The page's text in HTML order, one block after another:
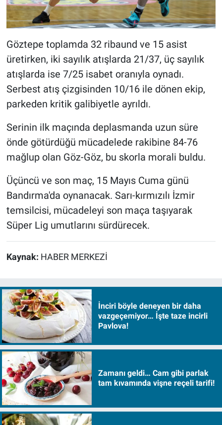
Göztepe toplamda 32 ribaund ve 15 asist
üretirken, iki sayılık atışlarda 21/37, üç sayılık
atışlarda ise 7/25 isabet oranıyla oynadı.
Serbest atış çizgisinden 10/16 ile dönen ekip,
parkeden kritik galibiyetle ayrıldı.
Serinin ilk maçında deplasmanda uzun süre
önde götürdüğü mücadelede rakibine 84-76
mağlup olan Göz-Göz, bu skorla morali buldu.
Üçüncü ve son maç, 15 Mayıs Cuma günü
Bandırma'da oynanacak. Sarı-kırmızılı İzmir
temsilcisi, mücadeleyi son maça taşıyarak
Süper Lig umutlarını sürdürecek.
Kaynak: HABER MERKEZİ
İnciri böyle deneyen bir daha
vazgeçemiyor… İşte taze incirli
Pavlova!
Zamanı geldi… Cam gibi parlak
tam kıvamında vişne reçeli tarifi!